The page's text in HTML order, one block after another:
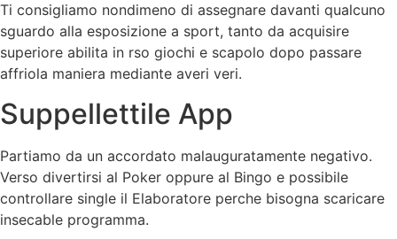
Ti consigliamo nondimeno di assegnare davanti qualcuno
sguardo alla esposizione a sport, tanto da acquisire
superiore abilita in rso giochi e scapolo dopo passare
affriola maniera mediante averi veri.
Suppellettile App
Partiamo da un accordato malauguratamente negativo.
Verso divertirsi al Poker oppure al Bingo e possibile
controllare single il Elaboratore perche bisogna scaricare
insecable programma.